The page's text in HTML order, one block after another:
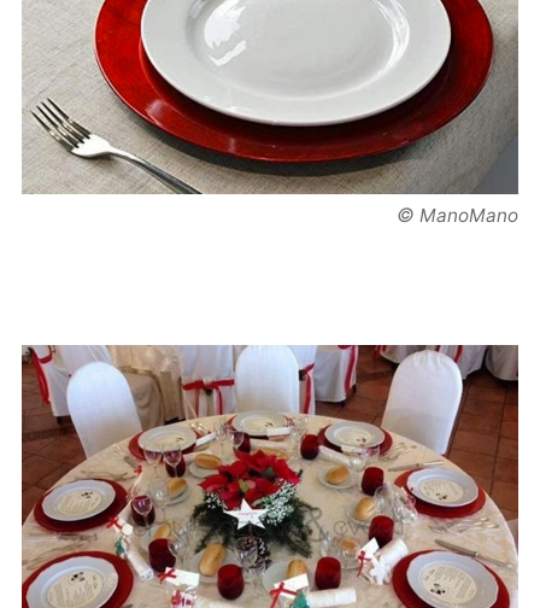
© ManoMano